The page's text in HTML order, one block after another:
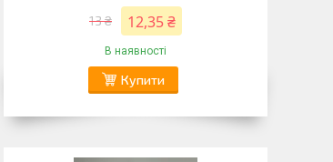
13 ₴ 12,35 ₴
В наявності
Купити